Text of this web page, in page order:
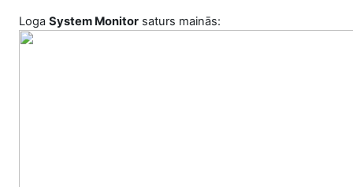
Loga System Monitor saturs mainās: